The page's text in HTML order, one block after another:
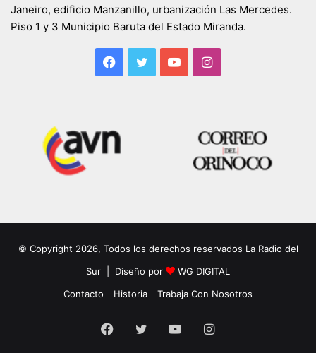
Janeiro, edificio Manzanillo, urbanización Las Mercedes.
Piso 1 y 3 Municipio Baruta del Estado Miranda.
Facebook
TwitterYouTubeInstagram
© Copyright 2026, Todos los derechos reservados La Radio del
Sur | Diseño por
WG DIGITAL
Contacto
Historia Trabaja Con Nosotros
Facebook
TwitterYouTubeInstagram